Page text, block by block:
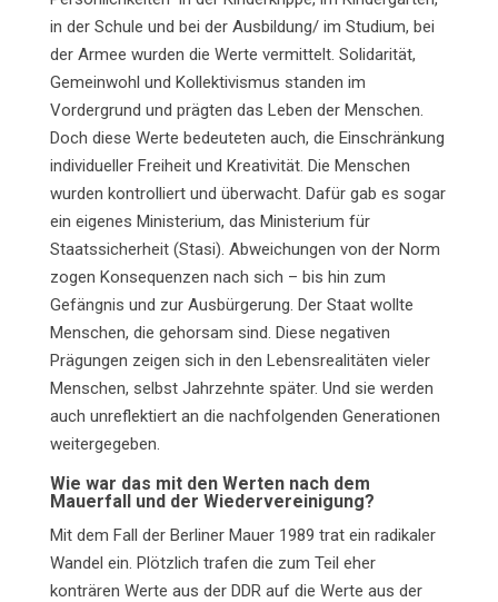
in der Schule und bei der Ausbildung/ im Studium, bei
der Armee wurden die Werte vermittelt. Solidarität,
Gemeinwohl und Kollektivismus standen im
Vordergrund und prägten das Leben der Menschen.
Doch diese Werte bedeuteten auch, die Einschränkung
individueller Freiheit und Kreativität. Die Menschen
wurden kontrolliert und überwacht. Dafür gab es sogar
ein eigenes Ministerium, das Ministerium für
Staatssicherheit (Stasi). Abweichungen von der Norm
zogen Konsequenzen nach sich – bis hin zum
Gefängnis und zur Ausbürgerung. Der Staat wollte
Menschen, die gehorsam sind. Diese negativen
Prägungen zeigen sich in den Lebensrealitäten vieler
Menschen, selbst Jahrzehnte später. Und sie werden
auch unreflektiert an die nachfolgenden Generationen
weitergegeben.
Wie war das mit den Werten nach dem
Mauerfall und der Wiedervereinigung?
Mit dem Fall der Berliner Mauer 1989 trat ein radikaler
Wandel ein. Plötzlich trafen die zum Teil eher
konträren Werte aus der DDR auf die Werte aus der